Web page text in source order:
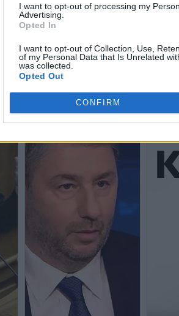
I want to opt-out of processing my
Advertising.
Opted In
I want to opt-out of Collection, Use,
of my Personal Data that Is Unrelated
was collected.
Opted Out
CONFIRM